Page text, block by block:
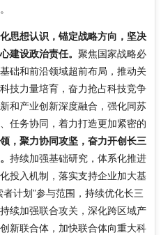
思想认识，锚定战略方向，坚决
建设政治责任。 聚焦国家战略必
础和前沿领域超前布局，推动关
技力量培育，奋力抢占科技竞争
和产业创新深度融合，强化同苏
任务协同，着力打造更加紧密的
，聚力协同攻坚，奋力开创长三
持续加强基础研究，体系化推进
投入机制，落实支持企业加大基
计划”参与范围，持续优化长三
续加强联合攻关，深化跨区域产
新联合体，加快联合体向重大科